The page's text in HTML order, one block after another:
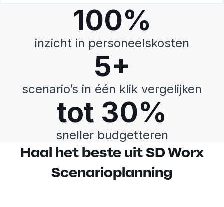
100%
inzicht in personeelskosten
5+
scenario’s in één klik vergelijken
tot 30%
sneller budgetteren
Haal het beste uit SD Worx
Scenarioplanning